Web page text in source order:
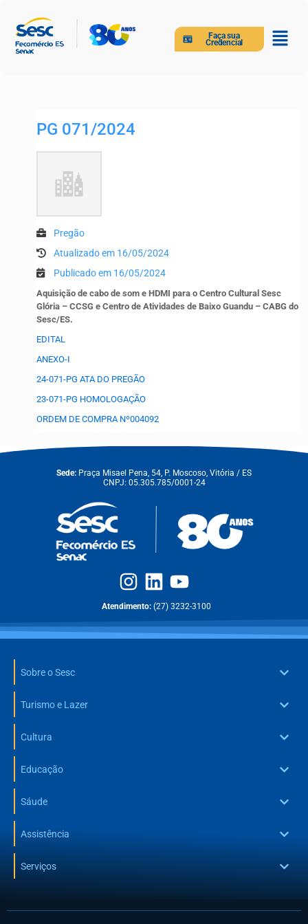
Faça sua
Credencial
PG 071/2024
Pregão
Atualizado em 16/05/2024
Publicado em 16/05/2024
Aquisição de cabo de som e HDMI para o Centro Cultural Sesc
Glória – CCSG e Centro de Atividades de Baixo Guandu – CABG do
Sesc/ES.
EDITAL
ANEXO-I
24-071-PG ATA DO PREGÃO
23-071-PG HOMOLOGAÇÃO
ORDEM DE COMPRA Nº004092
Sede: Praça Misael Pena, 54, P. Moscoso, Vitória / ES
CNPJ: 05.305.785/0001-24
Atendimento: (27) 3232-3100
Sobre o Sesc
Turismo e Lazer
Cultura
Educação
Sáude
Assistência
Serviços